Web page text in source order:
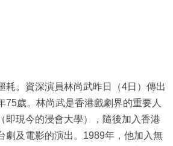
耗。資深演員林尚武昨日（4日）傳出
75歲。林尚武是香港戲劇界的重要人
即現今的浸會大學），隨後加入香港
劇及電影的演出。1989年，他加入無